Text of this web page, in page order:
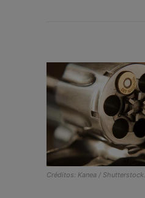
Créditos: Kanea /